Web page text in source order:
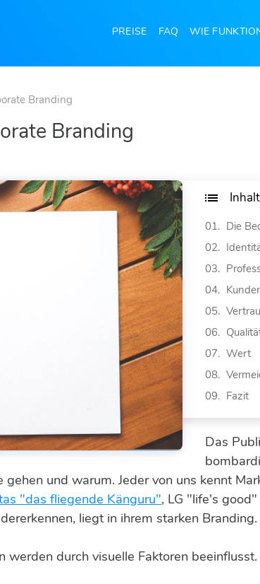
PREISE FAQ WIE
Branding
Branding
Die
Wert
Fazit
Das
und warum. Jeder von uns kennt
"das fliegende Känguru", LG "life's
liegt in ihrem starken Branding.
durch visuelle Faktoren beeinflusst.